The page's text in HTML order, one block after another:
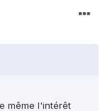
même l'intérêt